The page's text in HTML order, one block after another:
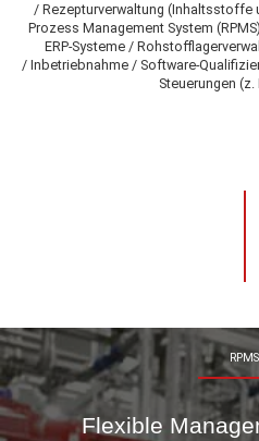
/ Rezepturverwaltung (Inhaltsstoffe
Prozess Management System
ERP-Systeme /
/ Inbetriebnahme / Software-
Steuerungen
RPMS
Flexible